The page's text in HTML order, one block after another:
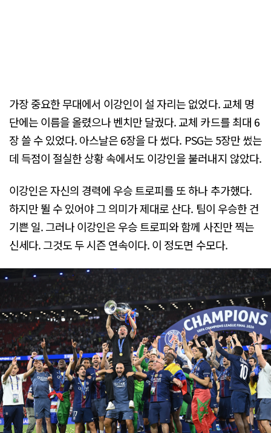
가장 중요한 무대에서 이강인이 설 자리는 없었다. 교체 명
단에는 이름을 올렸으나 벤치만 달궜다. 교체 카드를 최대 6
장 쓸 수 있었다. 아스날은 6장을 다 썼다. PSG는 5장만 썼는
데 득점이 절실한 상황 속에서도 이강인을 불러내지 않았다.
이강인은 자신의 경력에 우승 트로피를 또 하나 추가했다.
하지만 뛸 수 있어야 그 의미가 제대로 산다. 팀이 우승한 건
기쁜 일. 그러나 이강인은 우승 트로피와 함께 사진만 찍는
신세다. 그것도 두 시즌 연속이다. 이 정도면 수모다.